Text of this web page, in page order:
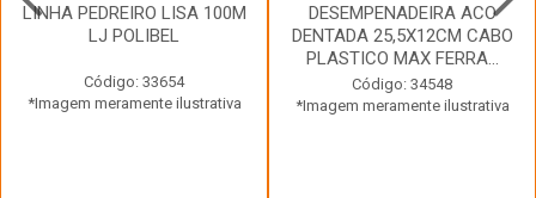
LINHA PEDREIRO LISA 100M
LJ POLIBEL
Código: 33654
*Imagem meramente ilustrativa
DESEMPENADEIRA ACO
DENTADA 25,5X12CM CABO
PLASTICO MAX FERRA...
Código: 34548
*Imagem meramente ilustrativa